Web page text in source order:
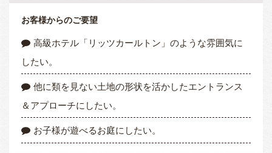
お客様からのご要望
高級ホテル「リッツカールトン」のような雰囲気に
したい。
他に類を見ない土地の形状を活かしたエントランス
＆アプローチにしたい。
お子様が遊べるお庭にしたい。